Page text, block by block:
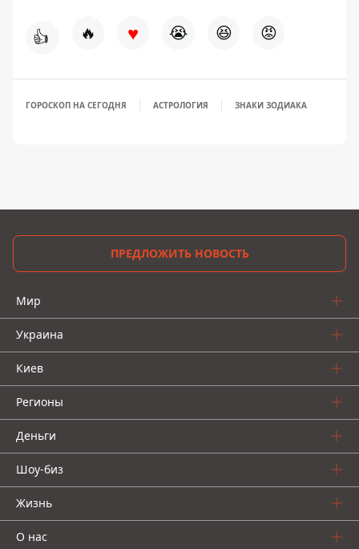
👍 🔥 ♥ 😭 😆 😡
ГОРОСКОП НА СЕГОДНЯ АСТРОЛОГИЯ ЗНАКИ ЗОДИАКА
ПРЕДЛОЖИТЬ НОВОСТЬ
Мир
Украина
Киев
Регионы
Деньги
Шоу-биз
Жизнь
О нас